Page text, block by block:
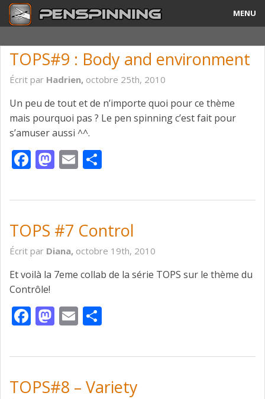
MENU
Tricks & Combos
Tournois
Contact
TOPS#9 : Body and environment
Écrit par Hadrien, octobre 25th, 2010
Un peu de tout et de n’importe quoi pour ce thème
mais pourquoi pas ? Le pen spinning c’est fait pour
s’amuser aussi ^^.
Facebook
Mastodon
Email
TOPS #7 Control
Écrit par Diana, octobre 19th, 2010
Et voilà la 7eme collab de la série TOPS sur le thème du
Contrôle!
Facebook
Mastodon
Email
TOPS#8 – Variety